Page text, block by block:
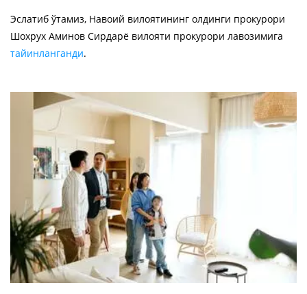
Эслатиб ўтамиз, Навоий вилоятининг олдинги прокурори
Шохрух Аминов Сирдарё вилояти прокурори лавозимига
тайинланганди.